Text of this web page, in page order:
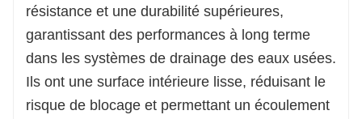
résistance et une durabilité supérieures,
garantissant des performances à long terme
dans les systèmes de drainage des eaux usées.
Ils ont une surface intérieure lisse, réduisant le
risque de blocage et permettant un écoulement